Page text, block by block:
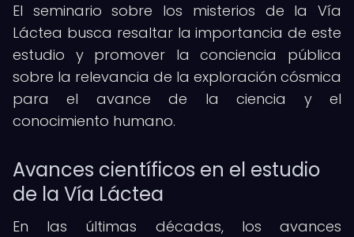
El seminario sobre los misterios de la Vía
Láctea busca resaltar la importancia de este
estudio y promover la conciencia pública
sobre la relevancia de la exploración cósmica
para el avance de la ciencia y el
conocimiento humano.
Avances científicos en el estudio
de la Vía Láctea
En las últimas décadas, los avances